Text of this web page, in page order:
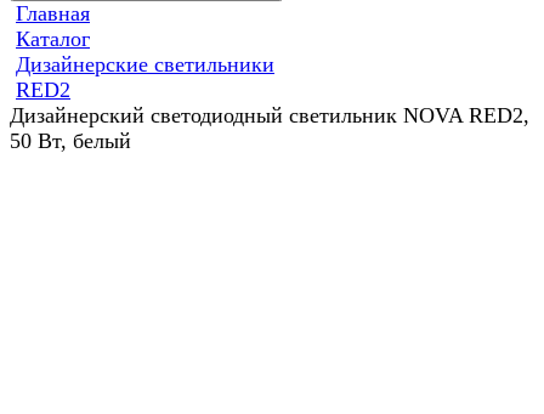
Главная
Каталог
Дизайнерские светильники
RED2
Дизайнерский светодиодный светильник NOVA RED2,
50 Вт, белый